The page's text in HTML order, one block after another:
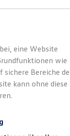
Löhr
eine Website
wie
sichere Bereiche
kann ohne diese